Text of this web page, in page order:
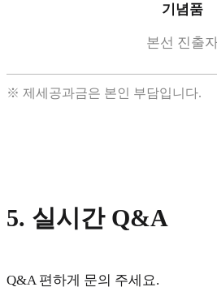
기념품
본선 진출
※ 제세공과금은 본인 부담입니다.
5. 실시간 Q&A
Q&A 편하게 문의 주세요.